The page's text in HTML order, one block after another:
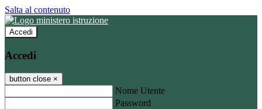
Salta al contenuto
Accedi
Accedi
button close ×
Nome Utente
Password